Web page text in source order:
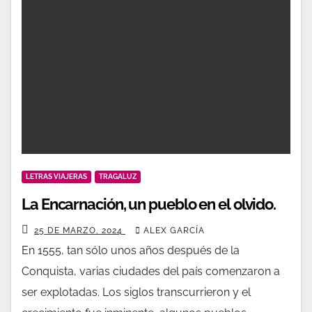
LETRAS VIAJERAS TRAGALUZ
La Encarnación, un pueblo en el olvido.
25 DE MARZO, 2024 ALEX GARCÍA
En 1555, tan sólo unos años después de la
Conquista, varias ciudades del país comenzaron a
ser explotadas. Los siglos transcurrieron y el